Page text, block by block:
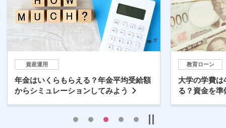
資産運用
年金はいくらもらえる？年金平均受給額
からシミュレーションしてみよう
教育ローン
大学の学費
る？資金を